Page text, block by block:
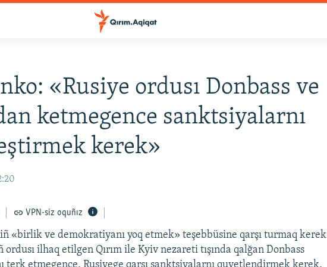
«Rusiye ordusı Donbass ve
ketmegence sanktsiyalarnı
kerek»
VPN-siz oquñız
«birlik ve demokratiyanı yoq etmek» teşebbüsine qarşı turmaq kerek
ilhaq etilgen Qırım ile Kyiv nezareti tışında qalğan Donbass